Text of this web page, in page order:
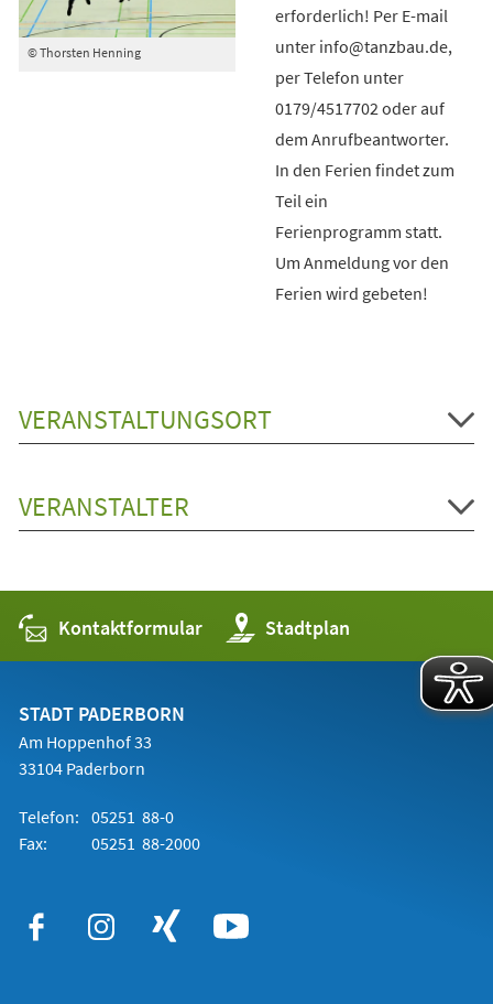
© Thorsten Henning
erforderlich! Per E-mail
unter info@tanzbau.de,
per Telefon unter
0179/4517702 oder auf
dem Anrufbeantworter.
In den Ferien findet zum
Teil ein
Ferienprogramm statt.
Um Anmeldung vor den
Ferien wird gebeten!
VERANSTALTUNGSORT
VERANSTALTER
Kontaktformular Stadtplan
(Öffnet
in
einem
STADT PADERBORN
Am Hoppenhof 33
33104 Paderborn
Telefon: 05251 88-0
Fax:
05251 88-2000